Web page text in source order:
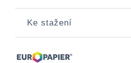
Ke stažení